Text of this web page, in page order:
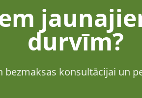
durvīm?
bezmaksas konsultācijai un